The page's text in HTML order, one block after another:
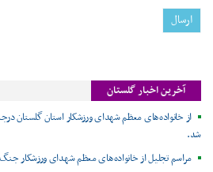
آخرین اخبار گلستان
از خانواده‌های معظم شهدای ورزشکار استان گلستان
شد.
مراسم تجلیل از خانواده‌های معظم شهدای ورزشکار